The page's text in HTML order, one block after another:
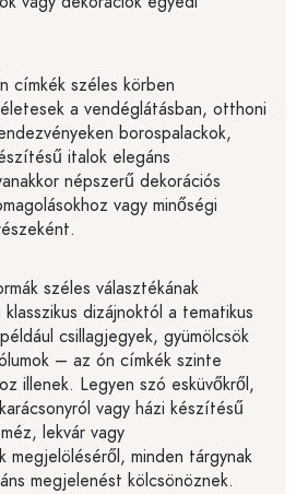
címkék széles körben
a vendéglátásban, otthoni
borospalackok,
italok elegáns
népszerű dekorációs
vagy minőségi
széles választékának
dizájnoktól a tematikus
csillagjegyek, gyümölcsök
– az ón címkék szinte
illenek. Legyen szó esküvőkről,
vagy házi készítésű
lekvár vagy
megjelöléséről, minden tárgynak
megjelenést kölcsönöznek.